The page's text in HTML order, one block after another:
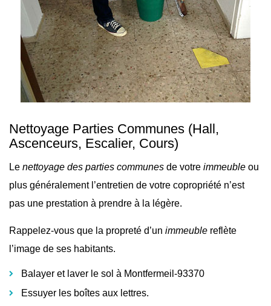
Nettoyage Parties Communes (Hall,
Ascenceurs, Escalier, Cours)
Le nettoyage des parties communes de votre immeuble ou
plus généralement l’entretien de votre copropriété n’est
pas une prestation à prendre à la légère.
Rappelez-vous que la propreté d’un immeuble reflète
l’image de ses habitants.
Balayer et laver le sol à Montfermeil-93370
Essuyer les boîtes aux lettres.